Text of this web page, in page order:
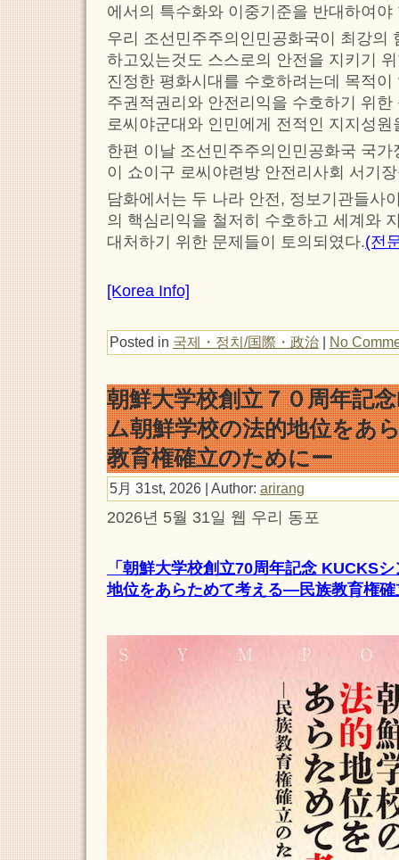
에서의 특수화와 이중기준을 반대하여
우리 조선민주주의인민공화국이 최강의
하고있는것도 스스로의 안전을 지키기
진정한 평화시대를 수호하려는데 목적
주권적권리와 안전리익을 수호하기 위
로씨야군대와 인민에게 전적인 지지성원
한편 이날 조선민주주의인민공화국 국
이 쇼이구 로씨야련방 안전리사회 서기
담화에서는 두 나라 안전, 정보기관들사
의 핵심리익을 철저히 수호하고 세계와
대처하기 위한 문제들이 토의되였다.(전
[Korea Info]
Posted in 국제・정치/国際・政治 | No
朝鮮大学校創立７０周年記
ム朝鮮学校の法的地位をあ
教育権確立のためにー
5月 31st, 2026 | Author: arirang
2026년 5월 31일 웹 우리 동포
「朝鮮大学校創立70周年記念 KUCKS
地位をあらためて考える―民族教育権